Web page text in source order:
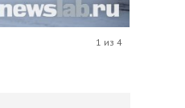
1 из 4